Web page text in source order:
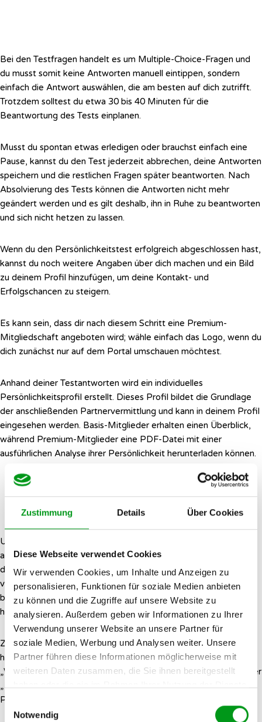
Zustimmung Details Über Cookies
Diese Webseite verwendet Cookies
Wir verwenden Cookies, um Inhalte und Anzeigen zu
personalisieren, Funktionen für soziale Medien anbieten
zu können und die Zugriffe auf unsere Website zu
analysieren. Außerdem geben wir Informationen zu Ihrer
Verwendung unserer Website an unsere Partner für
soziale Medien, Werbung und Analysen weiter. Unsere
Partner führen diese Informationen möglicherweise mit
weiteren Daten zusammen, die Sie ihnen bereitgestellt
Einwilligungsauswahl
Notwendig
Bei den Testfragen handelt es um Multiple-Choice-Fragen und
du musst somit keine Antworten manuell eintippen, sondern
einfach die Antwort auswählen, die am besten auf dich zutrifft.
Trotzdem solltest du etwa 30 bis 40 Minuten für die
Beantwortung des Tests einplanen.
Musst du spontan etwas erledigen oder brauchst einfach eine
Pause, kannst du den Test jederzeit abbrechen, deine Antworten
speichern und die restlichen Fragen später beantworten. Nach
Absolvierung des Tests können die Antworten nicht mehr
geändert werden und es gilt deshalb, ihn in Ruhe zu beantworten
und sich nicht hetzen zu lassen.
Wenn du den Persönlichkeitstest erfolgreich abgeschlossen hast,
kannst du noch weitere Angaben über dich machen und ein Bild
zu deinem Profil hinzufügen, um deine Kontakt- und
Erfolgschancen zu steigern.
Es kann sein, dass dir nach diesem Schritt eine Premium-
Mitgliedschaft angeboten wird; wähle einfach das Logo, wenn du
dich zunächst nur auf dem Portal umschauen möchtest.
Anhand deiner Testantworten wird ein individuelles
Persönlichkeitsprofil erstellt. Dieses Profil bildet die Grundlage
der anschließenden Partnervermittlung und kann in deinem Profil
eingesehen werden. Basis-Mitglieder erhalten einen Überblick,
während Premium-Mitglieder eine PDF-Datei mit einer
ausführlichen Analyse ihrer Persönlichkeit herunterladen können.
Profilergänzung: Kontaktchancen
steigern
Um das Interesse anderer Mitglieder zu wecken, ist ein
aussagekräftiges Profil von großem Vorteil. Im Idealfall sollte
dein Profil etwas über dich preisgeben, das nur du weißt, sowie
verschiedene Anknüpfungspunkte für die Kontaktaufnahme
bieten, damit Profilbesucher dir gleich eine Nachricht
hinterlassen. Dazu bietet eDarling mehr Möglichkeiten.
Zum Einen kannst du auf der Profilvorderseite einenProfiltext
hinzufügen und verschiedene, vordefinierte Fragen wie etwa
„Wenn ich einen Wunsch frei hätte, würde ich mir wünschen“ oder
„Das sollte mein Partner über mich wissen“ beantworten, damit
Profilbesucher dich ein wenig kennenlernen können.